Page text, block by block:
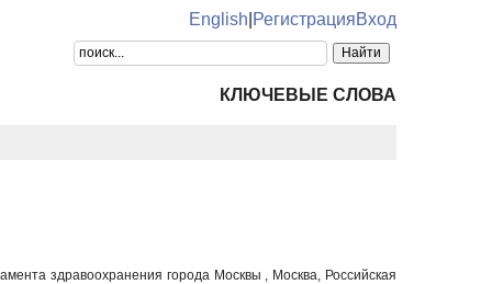
English РегистрацияВход
КЛЮЧЕВЫЕ СЛОВА
здравоохранения города Москвы , Москва, Российская